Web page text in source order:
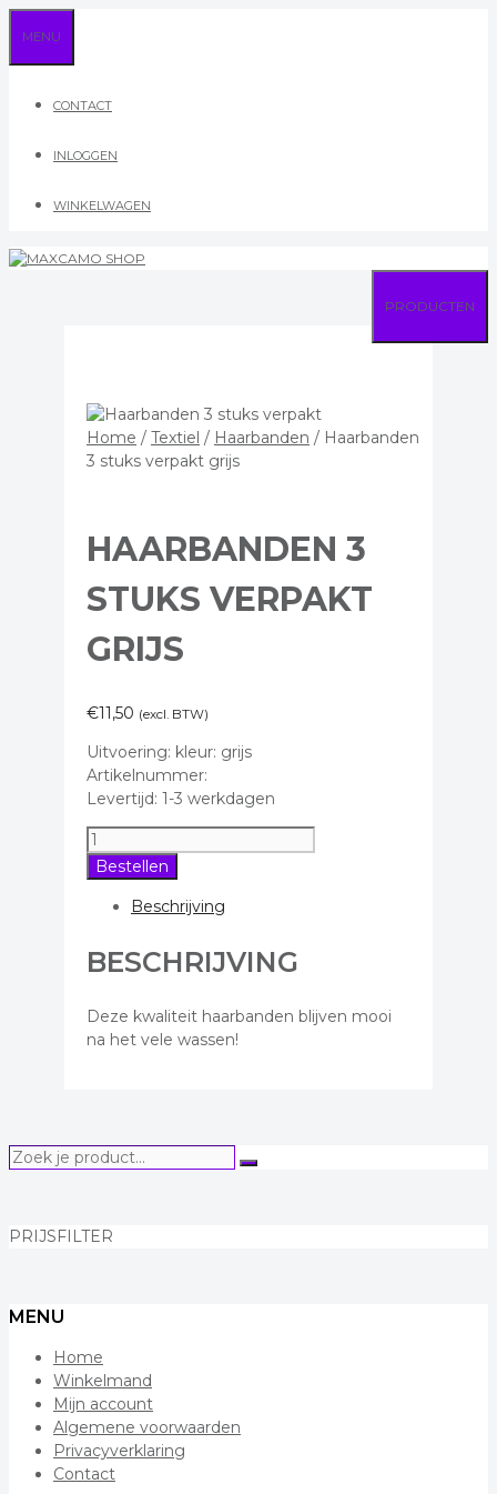
naar
de
MENU
CONTACT
INLOGGEN
WINKELWAGEN
PRODUCTEN
Home / Textiel / Haarbanden / Haarbanden
3 stuks verpakt grijs
HAARBANDEN 3
STUKS VERPAKT
GRIJS
€11,50 (excl. BTW)
Uitvoering: kleur: grijs
Artikelnummer:
Levertijd: 1-3 werkdagen
Haarbanden
3
stuks
verpakt
aantal
Bestellen
Beschrijving
BESCHRIJVING
Deze kwaliteit haarbanden blijven mooi
na het vele wassen!
Zoek
Zoeken
PRIJSFILTER
MENU
Home
Winkelmand
Mijn account
Algemene voorwaarden
Privacyverklaring
Contact